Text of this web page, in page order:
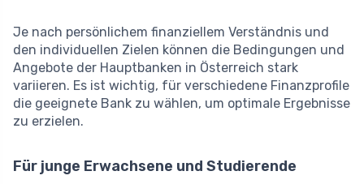
Je nach persönlichem finanziellem Verständnis und
den individuellen Zielen können die Bedingungen und
Angebote der Hauptbanken in Österreich stark
variieren. Es ist wichtig, für verschiedene Finanzprofile
die geeignete Bank zu wählen, um optimale Ergebnisse
zu erzielen.
Für junge Erwachsene und Studierende